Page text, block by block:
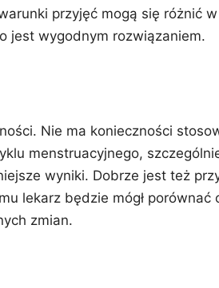
przyjęć mogą się różnić
jest wygodnym rozwiązaniem.
Nie ma konieczności
menstruacyjnego,
wyniki. Dobrze jest też
lekarz będzie mógł porównać
zmian.